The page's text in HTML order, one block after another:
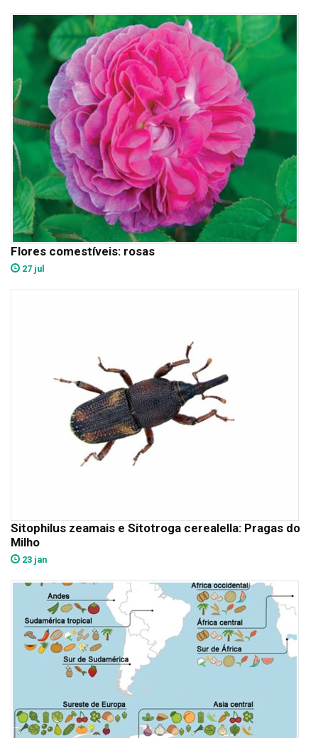
Flores comestíveis: rosas
27 jul
Sitophilus zeamais e Sitotroga cerealella: Pragas do
Milho
23 jan